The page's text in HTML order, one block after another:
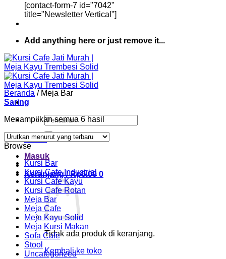
[contact-form-7 id="7042"
title="Newsletter Vertical"]
Add anything here or just remove it...
Pencarian
untuk:
Home
Masuk
Keranjang /Rp0.00 0
Tidak ada produk di keranjang.
Kembali ke toko
Beranda /Meja Bar
Saring
Menampilkan semua 6 hasil
menurut
yang
Browse
Kursi Bar
Kursi Cafe Industrial
Kursi Cafe Kayu
Kursi Cafe Rotan
Meja Bar
Meja Cafe
Meja Kayu Solid
Meja Kursi Makan
Sofa Cafe
Stool
Uncategorized